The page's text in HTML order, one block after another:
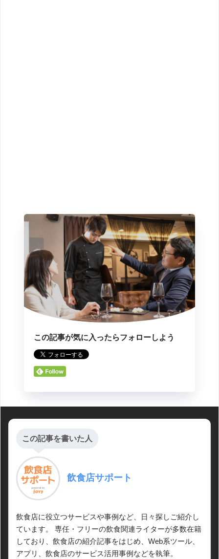
この記事が気に入ったらフォローしよう
この記事を書いた人
飲食店サポート
飲食店に役立つサービスや事例など、日々探しご紹介し
ています。 専任・フリーの飲食関連ライターが多数在籍
しており、飲食店の紹介記事をはじめ、Web系ツール、
アプリ、飲食店のサービス活用事例などを執筆。